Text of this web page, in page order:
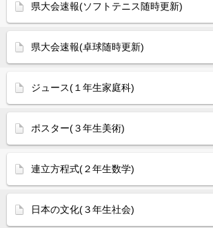
県大会速報(ソフトテニス随時更新)
県大会速報(卓球随時更新)
ジュース(１年生家庭科)
ポスター(３年生美術)
連立方程式(２年生数学)
日本の文化(３年生社会)